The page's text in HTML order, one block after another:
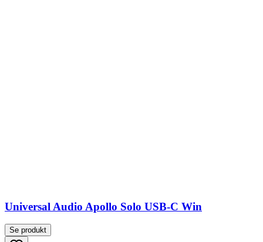
Universal Audio Apollo Solo USB-C Win
Se produkt